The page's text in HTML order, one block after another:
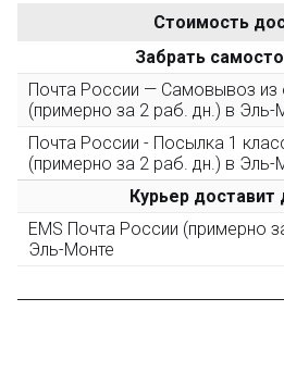
3000 рублей, Вы получите
повторные заказы - 10%
Скидка за обзор
(фото сборки)
Пришлите фото поэтапной
конструктора и получите
10% при покупке следующего
Стоимость
Забрать
Почта России — Самовывоз из
(примерно за 2 раб. дн.) в Эль-
Почта России - Посылка 1
(примерно за 2 раб. дн.) в Эль-
Курьер доставит
EMS Почта России (примерно
Эль-Монте